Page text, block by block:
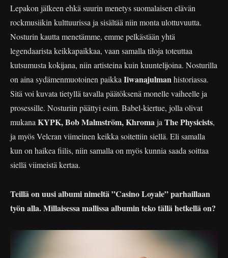
Lepakon jälkeen ehkä suurin menetys suomalaisen elävän
rockmusiikin kulttuurissa ja sisältää niin monta ulottuvuutta.
Nosturin kautta menetämme, emme pelkästään yhtä
legendaarista keikkapaikkaa, vaan samalla tiloja toteuttaa
kutsumusta kokijana, niin artisteina kuin kuuntelijoina. Nosturilla
on aina sydämenmuotoinen paikka Iiwanajulmanhistoriassa.
Sitä voi kuvata tietyllä tavalla päätöksenä monelle vaiheelle ja
prosessille. Nosturiin päättyi esim. Babel-kiertue, jolla olivat
mukana KYPK, Bob Malmström, Khromaja The Physicists,
ja myös Velcran viimeinen keikka soitettiin siellä. Eli samalla
kun on haikea fiilis, niin samalla on myös kunnia saada soittaa
siellä viimeistä kertaa.
Teillä on uusi albumi nimeltä ”Casino Loyale” parhaillaan
työn alla. Millaisessa mallissa albumin teko tällä hetkellä on?